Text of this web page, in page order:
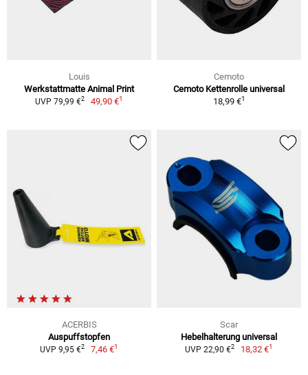
Louis
Werkstattmatte Animal Print
UVP 79,99 €2 49,90 €1
Cemoto
Cemoto Kettenrolle universal
18,99 €1
ACERBIS
Auspuffstopfen
UVP 9,95 €2 7,46 €1
Scar
Hebelhalterung universal
UVP 22,90 €2 18,32 €1